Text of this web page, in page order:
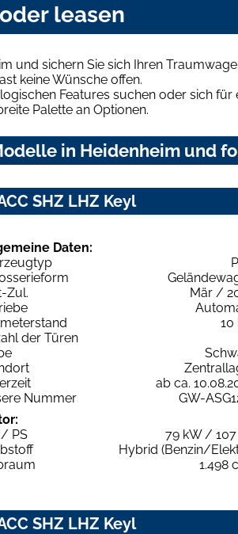
leasen
und sichern Sie sich Ihren
keine Wünsche offen.
Features suchen oder sich
Palette an Optionen.
in Heidenheim und
SHZ LHZ Keyl
Daten:
Zul.
Mär /
10
der Türen
ab ca.
Nummer
GW-
PS
79 kW / 107
Hybrid (Benzin/
1.498
SHZ LHZ Keyl